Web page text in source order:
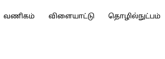
வணிகம் விளையாட்டு தொழில்நுட்பம்